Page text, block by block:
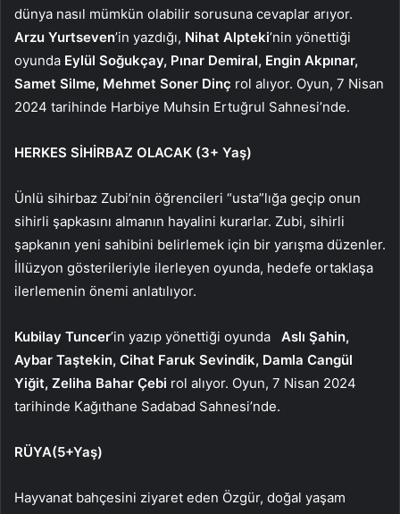
dünya nasıl mümkün olabilir sorusuna cevaplar arıyor.
Arzu Yurtseven’in yazdığı, Nihat Alpteki’nin yönettiği
oyunda Eylül Soğukçay, Pınar Demiral, Engin Akpınar,
Samet Silme, Mehmet Soner Dinç rol alıyor. Oyun, 7 Nisan
2024 tarihinde Harbiye Muhsin Ertuğrul Sahnesi’nde.
HERKES SİHİRBAZ OLACAK (3+ Yaş)
Ünlü sihirbaz Zubi’nin öğrencileri “usta”lığa geçip onun
sihirli şapkasını almanın hayalini kurarlar. Zubi, sihirli
şapkanın yeni sahibini belirlemek için bir yarışma düzenler.
İllüzyon gösterileriyle ilerleyen oyunda, hedefe ortaklaşa
ilerlemenin önemi anlatılıyor.
Kubilay Tuncer’in yazıp yönettiği oyunda Aslı Şahin,
Aybar Taştekin, Cihat Faruk Sevindik, Damla Cangül
Yiğit, Zeliha Bahar Çebi rol alıyor. Oyun, 7 Nisan 2024
tarihinde Kağıthane Sadabad Sahnesi’nde.
RÜYA(5+Yaş)
Hayvanat bahçesini ziyaret eden Özgür, doğal yaşam